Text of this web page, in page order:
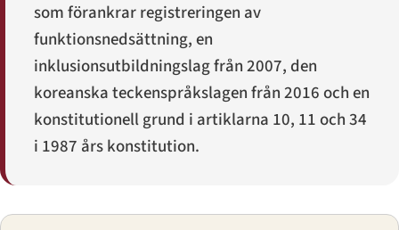
som förankrar registreringen av
funktionsnedsättning, en
inklusions­utbildningslag från 2007, den
koreanska teckenspråkslagen från 2016 och en
konstitutionell grund i artiklarna 10, 11 och 34
i 1987 års konstitution.